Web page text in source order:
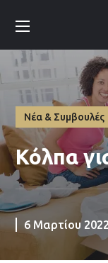
Νέα & Συμβουλές
Κόλπα
6 Μαρτίου 2022